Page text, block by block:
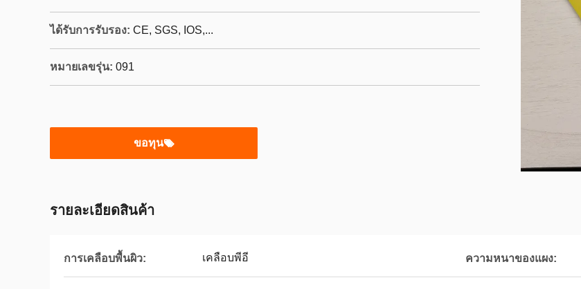
ได้รับการรับรอง: CE, SGS, IOS,...
หมายเลขรุ่น: 091
ขอทุน
รายละเอียดสินค้า
การเคลือบพื้นผิว: เคลือบพีอี ความหนาของแผง: